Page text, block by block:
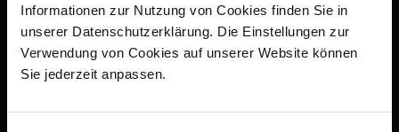
Informationen zur Nutzung von Cookies finden Sie in
unserer Datenschutzerklärung. Die Einstellungen zur
Verwendung von Cookies auf unserer Website können
Sie jederzeit anpassen.